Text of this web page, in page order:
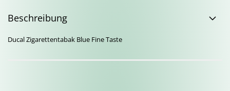
Beschreibung
Ducal Zigarettentabak Blue Fine Taste